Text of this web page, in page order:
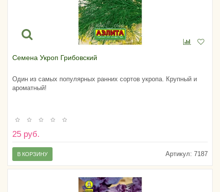
Семена Укроп Грибовский
Один из самых популярных ранних сортов укропа. Крупный и
ароматный!
25 руб.
Артикул: 7187
В КОРЗИНУ